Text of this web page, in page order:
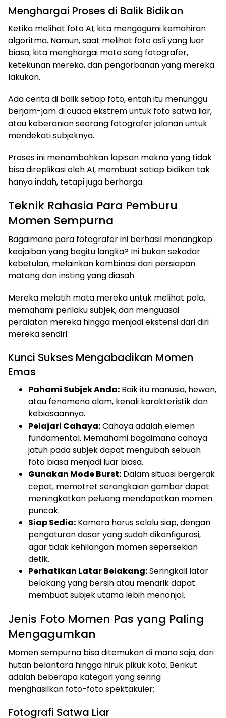
Menghargai Proses di Balik Bidikan
Ketika melihat foto AI, kita mengagumi kemahiran
algoritma. Namun, saat melihat foto asli yang luar
biasa, kita menghargai mata sang fotografer,
ketekunan mereka, dan pengorbanan yang mereka
lakukan.
Ada cerita di balik setiap foto, entah itu menunggu
berjam-jam di cuaca ekstrem untuk foto satwa liar,
atau keberanian seorang fotografer jalanan untuk
mendekati subjeknya.
Proses ini menambahkan lapisan makna yang tidak
bisa direplikasi oleh AI, membuat setiap bidikan tak
hanya indah, tetapi juga berharga.
Teknik Rahasia Para Pemburu
Momen Sempurna
Bagaimana para fotografer ini berhasil menangkap
keajaiban yang begitu langka? Ini bukan sekadar
kebetulan, melainkan kombinasi dari persiapan
matang dan insting yang diasah.
Mereka melatih mata mereka untuk melihat pola,
memahami perilaku subjek, dan menguasai
peralatan mereka hingga menjadi ekstensi dari diri
mereka sendiri.
Kunci Sukses Mengabadikan Momen
Emas
Pahami Subjek Anda: Baik itu manusia, hewan,
atau fenomena alam, kenali karakteristik dan
kebiasaannya.
Pelajari Cahaya:Cahaya adalah elemen
fundamental. Memahami bagaimana cahaya
jatuh pada subjek dapat mengubah sebuah
foto biasa menjadi luar biasa.
Gunakan Mode Burst: Dalam situasi bergerak
cepat, memotret serangkaian gambar dapat
meningkatkan peluang mendapatkan momen
puncak.
Siap Sedia: Kamera harus selalu siap, dengan
pengaturan dasar yang sudah dikonfigurasi,
agar tidak kehilangan momen sepersekian
detik.
Perhatikan Latar Belakang:Seringkali latar
belakang yang bersih atau menarik dapat
membuat subjek utama lebih menonjol.
Jenis Foto Momen Pas yang Paling
Mengagumkan
Momen sempurna bisa ditemukan di mana saja, dari
hutan belantara hingga hiruk pikuk kota. Berikut
adalah beberapa kategori yang sering
menghasilkan foto-foto spektakuler:
Fotografi Satwa Liar